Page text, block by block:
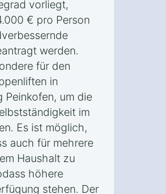
vorliegt,
€ pro Person
werden.
für den
in
Peinkofen, um die
im
Es ist möglich,
auch für mehrere
Haushalt zu
höhere
stehen. Der